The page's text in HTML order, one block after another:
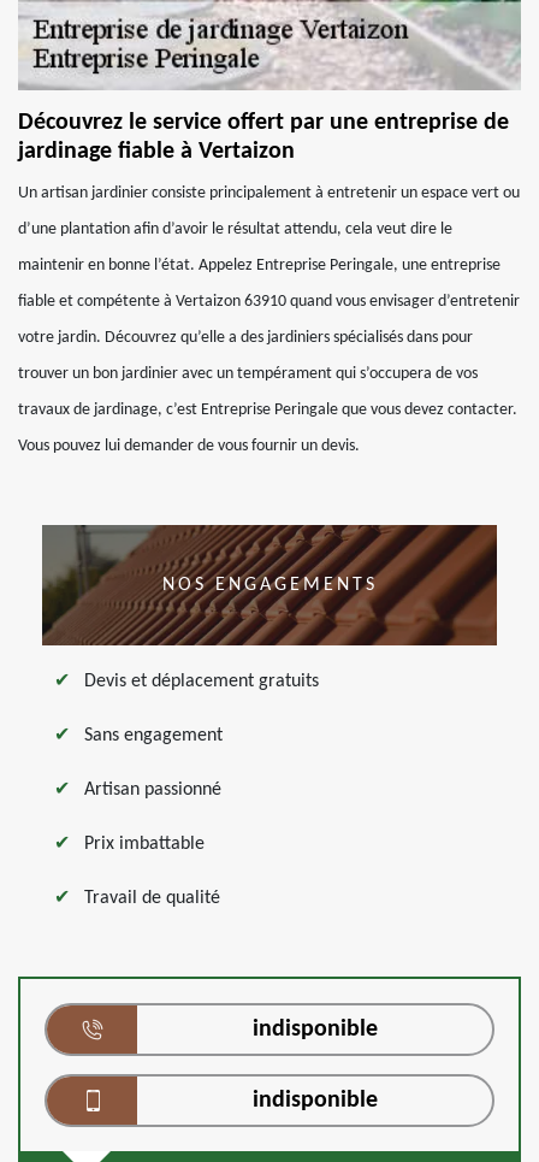
Découvrez le service offert par une entreprise de
jardinage fiable à Vertaizon
Un artisan jardinier consiste principalement à entretenir un espace vert ou
d’une plantation afin d’avoir le résultat attendu, cela veut dire le
maintenir en bonne l’état. Appelez Entreprise Peringale, une entreprise
fiable et compétente à Vertaizon 63910 quand vous envisager d’entretenir
votre jardin. Découvrez qu’elle a des jardiniers spécialisés dans pour
trouver un bon jardinier avec un tempérament qui s’occupera de vos
travaux de jardinage, c’est Entreprise Peringale que vous devez contacter.
Vous pouvez lui demander de vous fournir un devis.
NOS ENGAGEMENTS
Devis et déplacement gratuits
Sans engagement
Artisan passionné
Prix imbattable
Travail de qualité
indisponible
indisponible